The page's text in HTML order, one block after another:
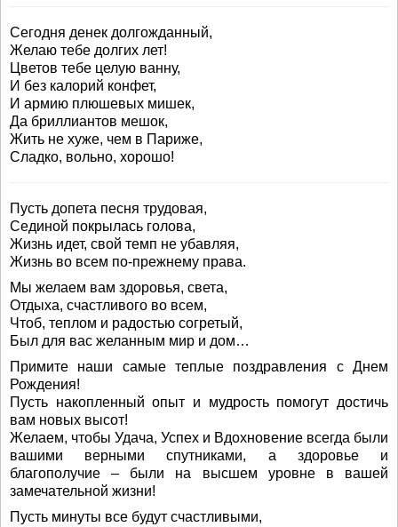
Сегодня денек долгожданный,
Желаю тебе долгих лет!
Цветов тебе целую ванну,
И без калорий конфет,
И армию плюшевых мишек,
Да бриллиантов мешок,
Жить не хуже, чем в Париже,
Сладко, вольно, хорошо!
Пусть допета песня трудовая,
Сединой покрылась голова,
Жизнь идет, свой темп не убавляя,
Жизнь во всем по-прежнему права.
Мы желаем вам здоровья, света,
Отдыха, счастливого во всем,
Чтоб, теплом и радостью согретый,
Был для вас желанным мир и дом…
Примите наши самые теплые поздравления с Днем
Рождения!
Пусть накопленный опыт и мудрость помогут достичь
вам новых высот!
Желаем, чтобы Удача, Успех и Вдохновение всегда были
вашими верными спутниками, а здоровье и
благополучие – были на высшем уровне в вашей
замечательной жизни!
Пусть минуты все будут счастливыми,